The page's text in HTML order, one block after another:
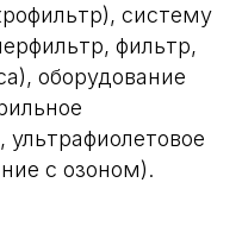
систему
фильтр,
оборудование
с озоном).